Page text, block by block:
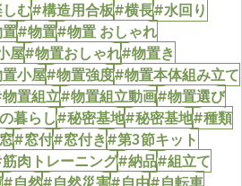
む#構造用合板#横長#水回り
#物置#物置 おしゃれ
屋#物置おしゃれ#物置き
小屋#物置強度#物置本体組み立て
置組立#物置組立動画#物置選び
暮らし#秘密基地#秘密基地#種類
#窓付#窓付き#第3節キット
肉トレーニング#納品#組立て